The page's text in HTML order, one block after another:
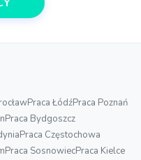
Praca ŁódźPraca Poznań
Praca Bydgoszcz
Praca Częstochowa
Praca SosnowiecPraca Kielce